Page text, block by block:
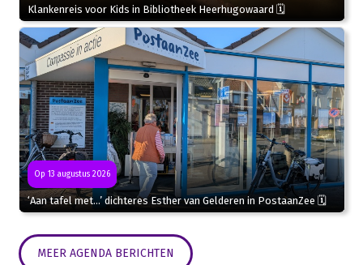
Klankenreis voor Kids in Bibliotheek Heerhugowaard 🗓
Op 13 augustus 2026
‘Aan tafel met…’ dichteres Esther van Gelderen in PostaanZee 🗓
MEER AGENDA BERICHTEN